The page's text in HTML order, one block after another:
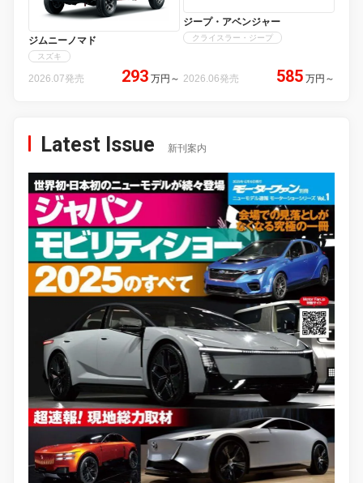
ジムニーノマド
スズキ
2026.07発売 293 万円 ～
ジープ・アベンジャー
クライスラー・ジープ
2026.06発売 585 万円 ～
Latest Issue 新刊案内